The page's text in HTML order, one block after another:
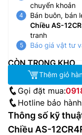
chuyển khoản
Bán buôn, bán
Chiều AS-
tranh
Báo giá vật tư
CÒN TRONG KHO
Thêm giỏ
Gọi đặt mua:
Hotline bảo
Thông số kỹ
Chiều AS-